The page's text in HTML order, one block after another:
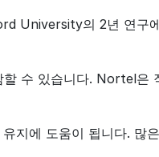
University의 2년 연구
수 있습니다. Nortel은
지에 도움이 됩니다. 많